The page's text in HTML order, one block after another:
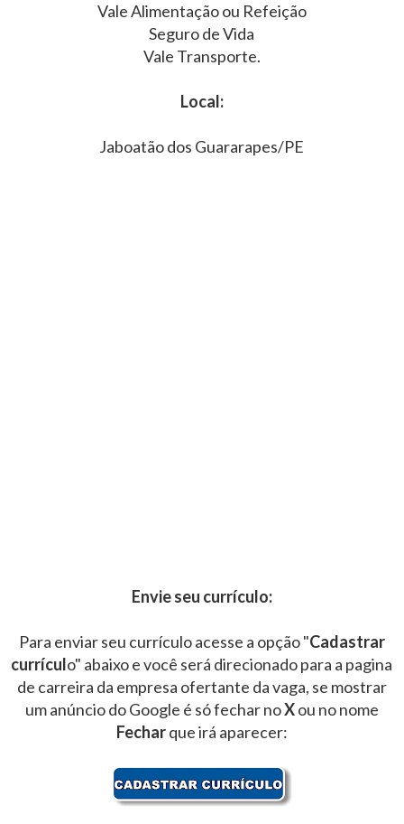
Vale Alimentação ou Refeição
Seguro de Vida
Vale Transporte.
Local:
Jaboatão dos Guararapes/PE
Envie seu currículo:
Para enviar seu currículo acesse a opção "Cadastrar
currículo" abaixo e você será direcionado para a pagina
de carreira da empresa ofertante da vaga, se mostrar
um anúncio do Google é só fechar noXou no nome
Fecharque irá aparecer: